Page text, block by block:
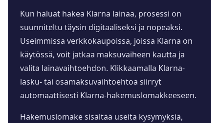
Kun haluat hakea Klarna lainaa, prosessi on
suunniteltu täysin digitaaliseksi ja nopeaksi.
Useimmissa verkkokaupoissa, joissa Klarna on
käytössä, voit jatkaa maksuvaiheen kautta ja
valita lainavaihtoehdon. Klikkaamalla Klarna-
lasku- tai osamaksuvaihtoehtoa siirryt
automaattisesti Klarna-hakemuslomakkeeseen.
Hakemuslomake sisältää useita kysymyksiä,